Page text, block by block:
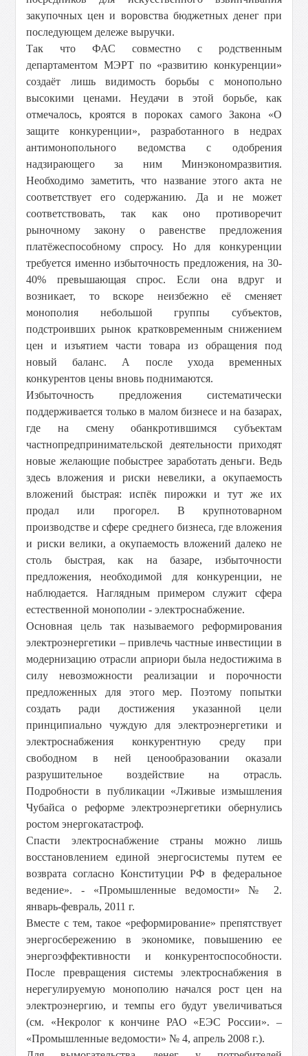
закупочных цен и воровства бюджетных денег при
последующем дележе выручки.
Так что ФАС совместно с родственным
департаментом МЭРТ по «развитию конкуренции»
создаёт лишь видимость борьбы с монопольно
высокими ценами. Неудачи в этой борьбе, как
отмечалось, кроятся в пороках самого Закона «О
защите конкуренции», разработанного в недрах
антимонопольного ведомства с одобрения
надзирающего за ним Минэкономразвития.
Необходимо заметить, что название этого акта не
соответствует его содержанию. Да и не может
соответствовать, так как оно противоречит
рыночному закону о равенстве предложения
платёжеспособному спросу. Но для конкуренции
требуется именно избыточность предложения, на 30-
40% превышающая спрос. Если она вдруг и
возникает, то вскоре неизбежно её сменяет
монополия небольшой группы субъектов,
подстроивших рынок кратковременным снижением
цен и изъятием части товара из обращения под
новый баланс. А после ухода временных
конкурентов цены вновь поднимаются.
Избыточность предложения систематически
поддерживается только в малом бизнесе и на базарах,
где на смену обанкротившимся субъектам
частнопредпринимательской деятельности приходят
новые желающие побыстрее заработать деньги. Ведь
здесь вложения и риски невелики, а окупаемость
вложений быстрая: испёк пирожки и тут же их
продал или прогорел. В крупнотоварном
производстве и сфере среднего бизнеса, где вложения
и риски велики, а окупаемость вложений далеко не
столь быстрая, как на базаре, избыточности
предложения, необходимой для конкуренции, не
наблюдается. Наглядным примером служит сфера
естественной монополии - электроснабжение.
Основная цель так называемого реформирования
электроэнергетики – привлечь частные инвестиции в
модернизацию отрасли априори была недостижима в
силу невозможности реализации и порочности
предложенных для этого мер. Поэтому попытки
создать ради достижения указанной цели
принципиально чуждую для электроэнергетики и
электроснабжения конкурентную среду при
свободном в ней ценообразовании оказали
разрушительное воздействие на отрасль.
Подробности в публикации «Лживые измышления
Чубайса о реформе электроэнергетики обернулись
ростом энергокатастроф.
Спасти электроснабжение страны можно лишь
восстановлением единой энергосистемы путем ее
возврата согласно Конституции РФ в федеральное
ведение». - «Промышленные ведомости» № 2.
январь-февраль, 2011 г.
Вместе с тем, такое «реформирование» препятствует
энергосбережению в экономике, повышению ее
энергоэффективности и конкурентоспособности.
После превращения системы электроснабжения в
нерегулируемую монополию начался рост цен на
электроэнергию, и темпы его будут увеличиваться
(см. «Некролог к кончине РАО «ЕЭС России». –
«Промышленные ведомости» № 4, апрель 2008 г.).